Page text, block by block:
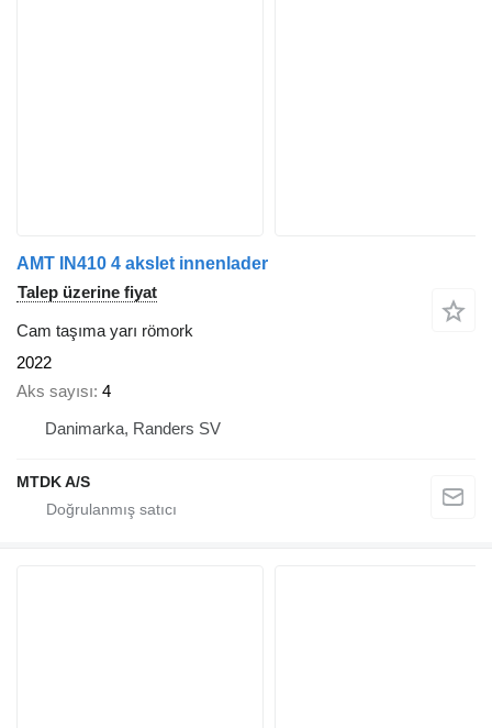
AMT IN410 4 akslet innenlader
Talep üzerine fiyat
Cam taşıma yarı römork
2022
Aks sayısı 4
Danimarka, Randers SV
MTDK A/S